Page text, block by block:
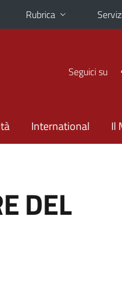
Rubrica
Seguici su
International Il
DEL